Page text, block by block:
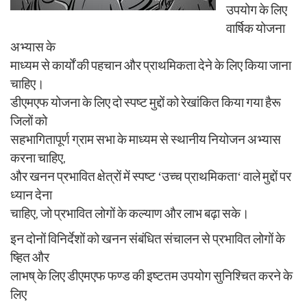
उपयोग के लिए
वार्षिक योजना
अभ्यास के
माध्यम से कार्यों की पहचान और प्राथमिकता देने के लिए किया जाना
चाहिए।
डीएमएफ योजना के लिए दो स्पष्ट मुद्दों को रेखांकित किया गया हैरू
जिलों को
सहभागितापूर्ण ग्राम सभा के माध्यम से स्थानीय नियोजन अभ्यास
करना चाहिए,
और खनन प्रभावित क्षेत्रों में स्पष्ट ‘उच्च प्राथमिकता‘ वाले मुद्दों पर
ध्यान देना
चाहिए, जो प्रभावित लोगों के कल्याण और लाभ बढ़ा सके।
इन दोनों विनिर्देशों को खनन संबंधित संचालन से प्रभावित लोगों के
ष्हित और
लाभष् के लिए डीएमएफ फण्ड की इष्टतम उपयोग सुनिश्चित करने के
लिए